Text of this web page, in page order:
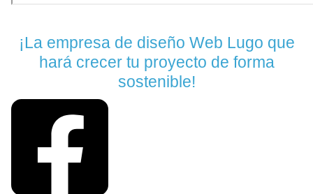
¡La empresa de diseño Web Lugo que
hará crecer tu proyecto de forma
sostenible!